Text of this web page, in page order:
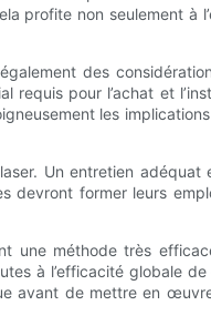
profite non seulement à
des
pour l’achat et
les
Un entretien
devront former leurs
une méthode très
à l’efficacité globale
avant de mettre en